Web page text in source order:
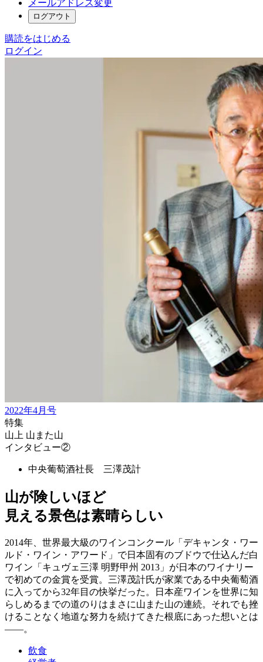
メールアドレス変更
ログアウト
購読をはじめる
ログイン
2022年4月号
特集
山上 山また山
インタビュー②
中央葡萄酒社長 三澤茂計
山が険しいほど
見える景色は素晴らしい
2014年、世界最大級のワインコンクール「デキャンタ・ワー
ルド・ワイン・アワード」で日本固有のブドウで仕込んだ白
ワイン「キュヴェ三澤 明野甲州 2013」が日本のワイナリー
で初めての金賞を受賞。三澤茂計氏が家業である中央葡萄酒
に入ってから32年目の快挙だった。日本産ワインを世界に知
らしめるまでの道のりはまさに山また山の連続。それでも挫
けることなく地道な努力を続けてきた根底にあった想いとは
——。
飲食